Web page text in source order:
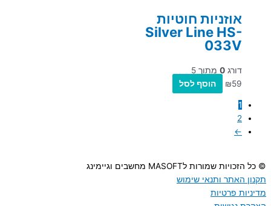
אוזניות חוטיות
Silver Line HS-
033V
דורג 0 מתוך 5
₪59 הוסף לסל
1
2
←
© כל הזכויות שמורות לMASOFT מחשבים וגיימינג
תקנון האתר ותנאי שימוש
מדיניות פרטיות